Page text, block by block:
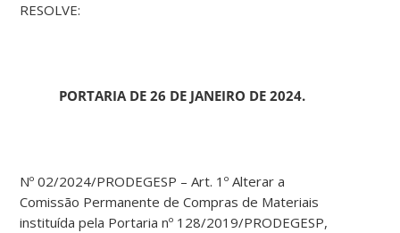
RESOLVE:
PORTARIA DE 26 DE JANEIRO DE 2024.
Nº 02/2024/PRODEGESP – Art. 1º Alterar a
Comissão Permanente de Compras de Materiais
instituída pela Portaria nº 128/2019/PRODEGESP,